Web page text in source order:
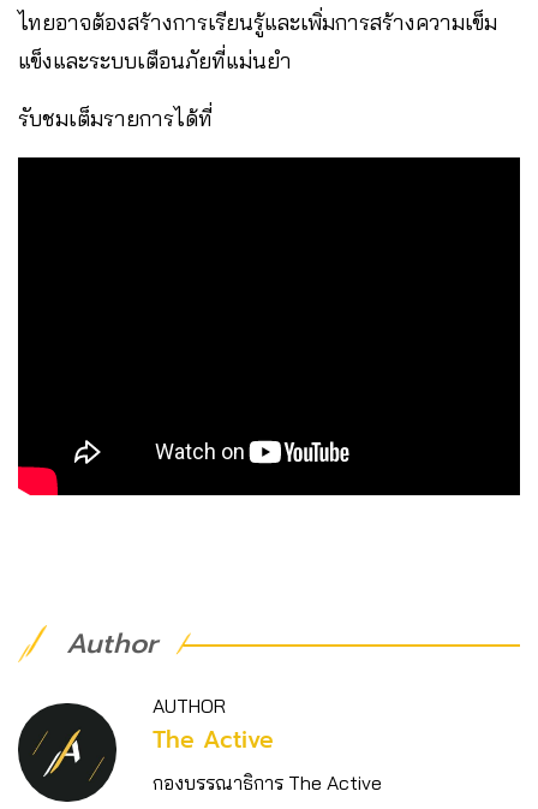
ไทยอาจต้องสร้างการเรียนรู้และเพิ่มการสร้างความเข็ม
แข็งและระบบเตือนภัยที่แม่นยำ
รับชมเต็มรายการได้ที่
Author
AUTHOR
The Active
กองบรรณาธิการ The Active